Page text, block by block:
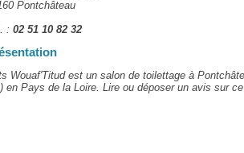
Pontchâteau
: 02 51 10 82 32
Wouaf'Titud est un salon de toilettage à
en Pays de la Loire. Lire ou déposer un avis sur